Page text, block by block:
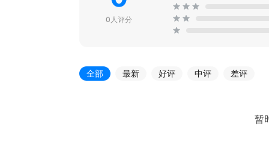
0人评分
全部 最新 好评 中评 差评